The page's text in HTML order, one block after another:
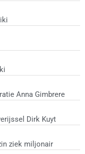
Anna Gimbrere
Dirk Kuyt
ziek miljonair